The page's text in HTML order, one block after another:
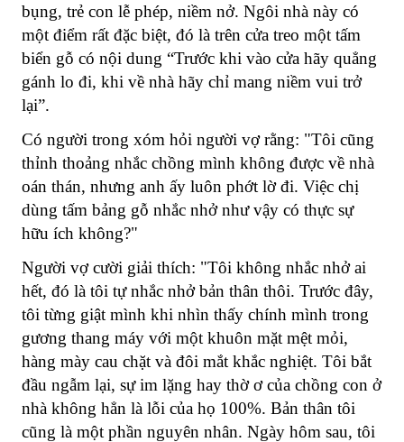
bụng, trẻ con lễ phép, niềm nở. Ngôi nhà này có
một điểm rất đặc biệt, đó là trên cửa treo một tấm
biển gỗ có nội dung “Trước khi vào cửa hãy quẳng
gánh lo đi, khi về nhà hãy chỉ mang niềm vui trở
lại”.
Có người trong xóm hỏi người vợ rằng: "Tôi cũng
thỉnh thoảng nhắc chồng mình không được về nhà
oán thán, nhưng anh ấy luôn phớt lờ đi. Việc chị
dùng tấm bảng gỗ nhắc nhở như vậy có thực sự
hữu ích không?"
Người vợ cười giải thích: "Tôi không nhắc nhở ai
hết, đó là tôi tự nhắc nhở bản thân thôi. Trước đây,
tôi từng giật mình khi nhìn thấy chính mình trong
gương thang máy với một khuôn mặt mệt mỏi,
hàng mày cau chặt và đôi mắt khắc nghiệt. Tôi bắt
đầu ngẫm lại, sự im lặng hay thờ ơ của chồng con ở
nhà không hẳn là lỗi của họ 100%. Bản thân tôi
cũng là một phần nguyên nhân. Ngày hôm sau, tôi